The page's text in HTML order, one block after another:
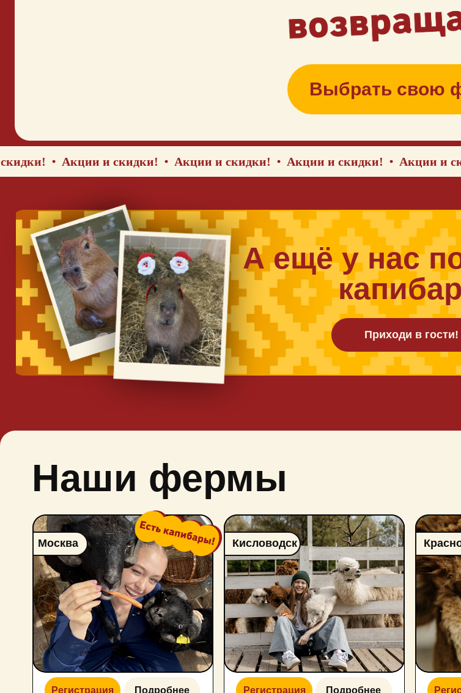
Акции и скидки! Акции и скидки! Акции и скидки! Акции и скидки!
капибары!
Приходи в гости!
Наши фермы
Казань
Ставрополь
Регистрация
Регистрация Подробнее
Регистрация Подробнее